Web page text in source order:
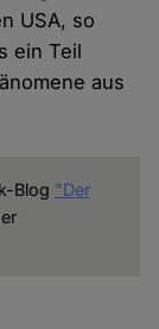
USA, so
ein Teil
aus
Blog "Der